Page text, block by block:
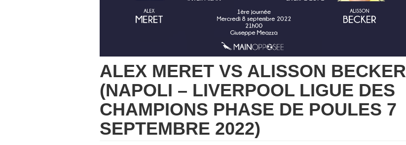
ALEX MERET VS ALISSON BECKER
(NAPOLI – LIVERPOOL LIGUE DES
CHAMPIONS PHASE DE POULES 7
SEPTEMBRE 2022)